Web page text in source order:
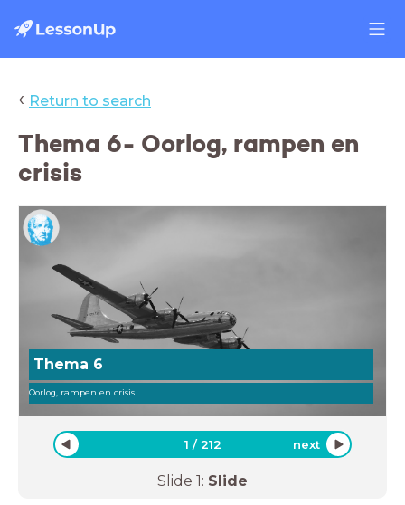
‹ Return to search
Thema 6- Oorlog, rampen en
crisis
Thema 6
Oorlog, rampen en crisis
1 /212 next
Slide 1: Slide